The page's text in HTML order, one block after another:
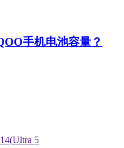
手机电池容量？